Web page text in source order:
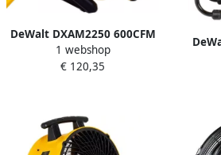
DeWalt DXAM2250 600CFM
Air Mover | Ventilator
DXAM2250
1 webshop
€ 120,35